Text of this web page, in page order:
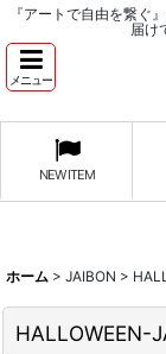
『アートで自由を繋ぐ
届け
メニュー
NEW ITEM
ホーム > JAIBON >
HALLOWEEN-